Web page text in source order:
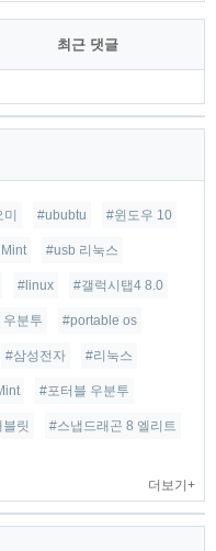
최근 댓글
#ububtu #윈도우 10
#usb 리눅스
#linux #갤럭시탭4 8.0
분투 #portable os
#삼성전자 #리눅스
#포터블 우분투
릿 #스냅드래곤 8 엘리트
더보기+